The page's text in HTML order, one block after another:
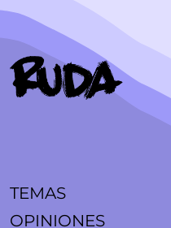
TEMAS
OPINIONES